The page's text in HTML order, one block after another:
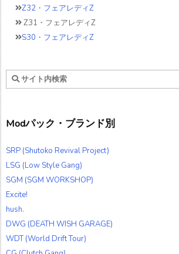
Z32・フェアレディZ
Z31・フェアレディZ
S30・フェアレディZ
Modパック・ブランド別
SRP (Shutoko Revival Project)
LSG (Low Style Gang)
SGM (SGM WORKSHOP)
Excite!
hush.
DWG (DEATH WISH GARAGE)
WDT (World Drift Tour)